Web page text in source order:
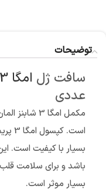
توضیحات
سافت ژل امگا 3
عددی
مکمل امگا
بسیار با کیفیت است.
باشد و برای سلامت
بسیار موثر است.